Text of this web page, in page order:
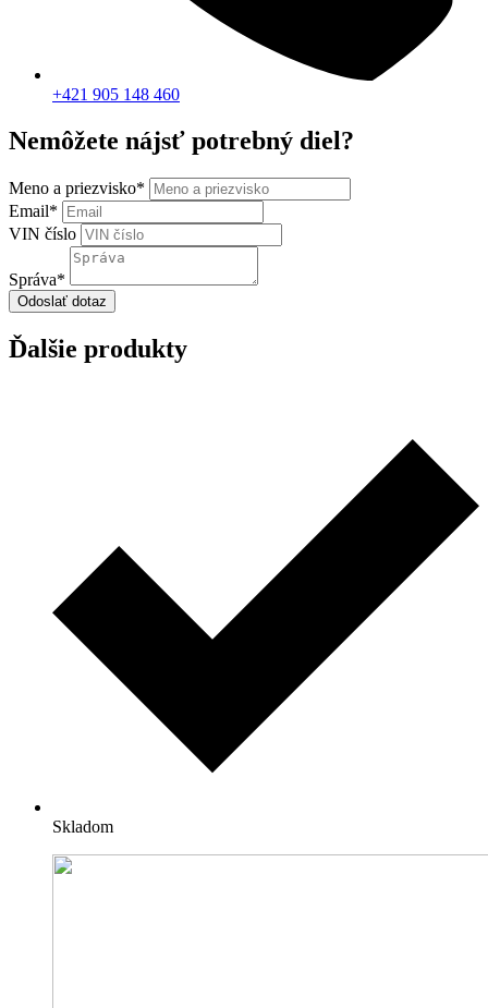
+421 905 148 460
Nemôžete nájsť potrebný diel?
Meno a priezvisko*
Email*
VIN číslo
Správa*
Odoslať dotaz
Ďalšie produkty
Skladom